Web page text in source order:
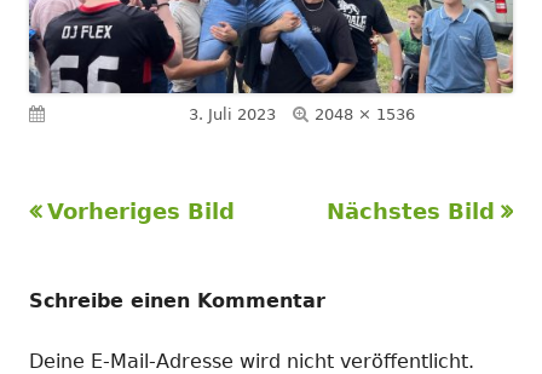
3. Juli 2023 Volle
2048 × 1536
Vorheriges Bild Nächstes Bild
Schreibe einen Kommentar
Deine E-Mail-Adresse wird nicht veröffentlicht.